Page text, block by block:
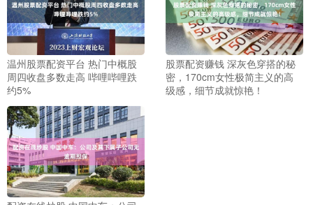
温州股票配资平台 热门中概股
周四收盘多数走高 哔哩哔哩跌
约5%
股票配资赚钱 深灰色穿搭的秘
密，170cm女性极简主义的高
级感，细节成就惊艳！